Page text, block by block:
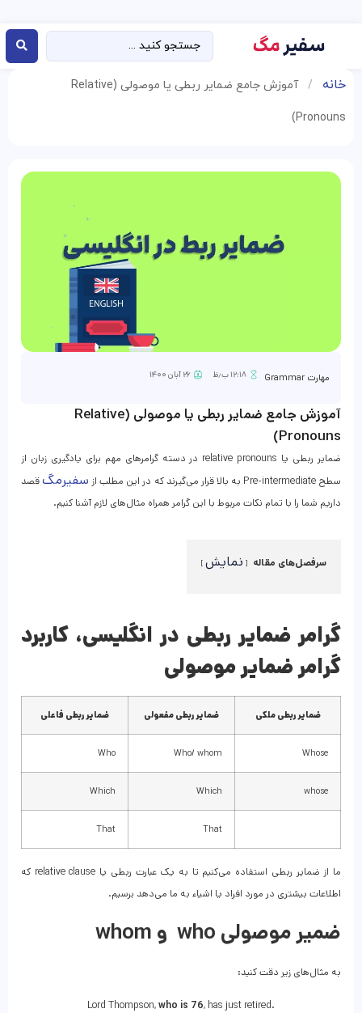
خانه / آموزش جامع ضمایر ربطی یا موصولی (Relative
Pronouns)
مهارت Grammar ۱۲:۱۸ ب٫ظ ۲۶ آبان ۱۴۰۰
آموزش جامع ضمایر ربطی یا موصولی (Relative
Pronouns)
ضمایر ربطی یا relative pronouns در دسته گرامرهای مهم برای یادگیری زبان از
سطح Pre-intermediate به بالا قرار می‌گیرند که در این مطلب از
سفیرمگقصد
داریم شما را با تمام نکات مربوط با این گرامر همراه مثال‌های لازم آشنا کنیم.
سرفصل‌های مقاله نمایش
گرامر ضمایر ربطی در انگلیسی، کاربرد
گرامر ضمایر موصولی
ضمایر ربطی ملکی ضمایر ربطی مفعولی ضمایر ربطی فاعلی
Whose
Who/ whom
Who
whose
Which
Which
That
That
ما از ضمایر ربطی استفاده می‌کنیم تا به یک عبارت ربطی یا relative clause که
اطلاعات بیشتری در مورد افراد یا اشیاء به ما می‌دهد برسیم.
ضمیر موصولی who و whom
به مثال‌های زیر دقت کنید:
Lord Thompson,who is 76, has just retired.